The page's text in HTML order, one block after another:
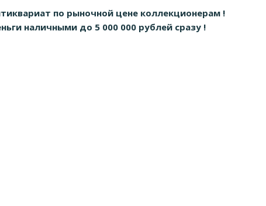
по рыночной цене коллекционерам !
наличными до 5 000 000 рублей сразу !